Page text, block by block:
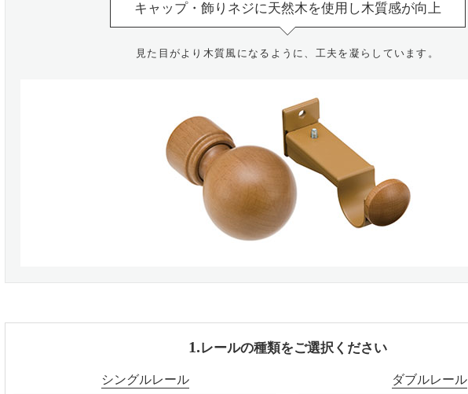
キャップ・飾りネジに天然木を使用し木質感が向上
見た目がより木質風になるように、工夫を凝らしています。
レールの種類をご選択ください
シングルレール ダブルレール